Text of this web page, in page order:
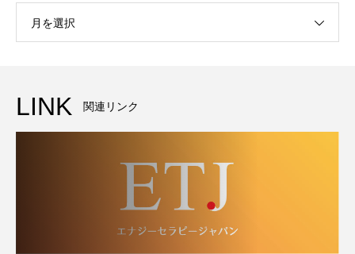
月を選択
LINK 関連リンク